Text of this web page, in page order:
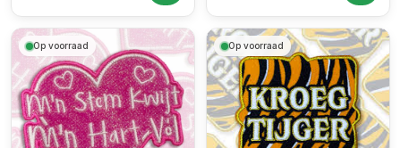
Op voorraad Op voorraad